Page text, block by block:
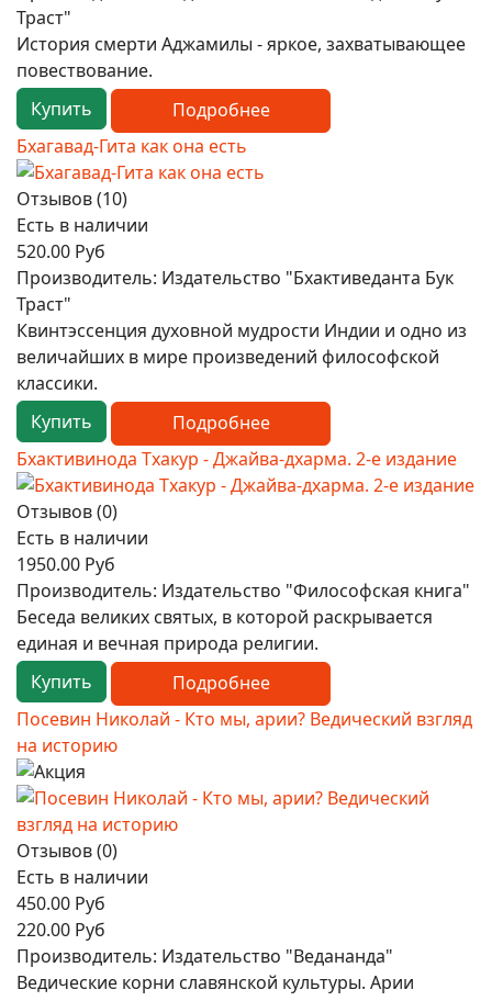
Траст"
История смерти Аджамилы - яркое, захватывающее
повествование.
Купить
Подробнее
Бхагавад-Гита как она есть
Отзывов (10)
Есть в наличии
520.00 Руб
Производитель: Издательство "Бхактиведанта Бук
Траст"
Квинтэссенция духовной мудрости Индии и одно из
величайших в мире произведений философской
классики.
Купить
Подробнее
Бхактивинода Тхакур - Джайва-дхарма. 2-е издание
Отзывов (0)
Есть в наличии
1950.00 Руб
Производитель: Издательство "Философская книга"
Беседа великих святых, в которой раскрывается
единая и вечная природа религии.
Купить
Подробнее
Посевин Николай - Кто мы, арии? Ведический взгляд
на историю
Отзывов (0)
Есть в наличии
450.00 Руб
220.00 Руб
Производитель: Издательство "Ведананда"
Ведические корни славянской культуры. Арии